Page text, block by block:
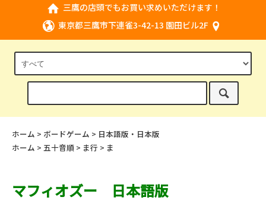
三鷹の店頭でもお買い求めいただけます！
東京都三鷹市下連雀3-42-13 園田ビル2F
ホーム > ボードゲーム > 日本語版・日本版
ホーム > 五十音順 > ま行 > ま
マフィオズー 日本語版